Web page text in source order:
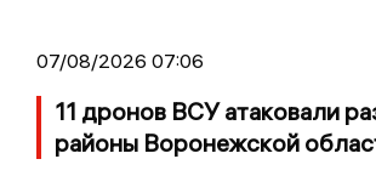
07/08/2026 07:06
11 дронов ВСУ атаковали
районы Воронежской